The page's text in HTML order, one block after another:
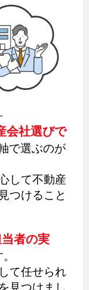
会社選びで
で選ぶのが
して不動産
つけること
者の実
て任せられ
見つけまし